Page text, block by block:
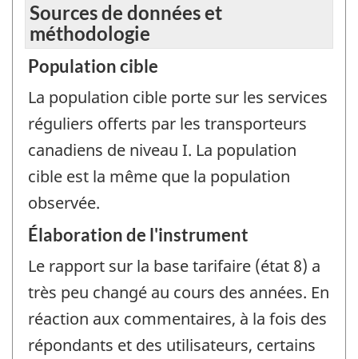
Sources de données et
méthodologie
Population cible
La population cible porte sur les services
réguliers offerts par les transporteurs
canadiens de niveau I. La population
cible est la même que la population
observée.
Élaboration de l'instrument
Le rapport sur la base tarifaire (état 8) a
très peu changé au cours des années. En
réaction aux commentaires, à la fois des
répondants et des utilisateurs, certains